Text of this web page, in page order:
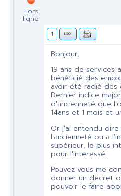
Hors
ligne
1
Bonjour,
19 ans de services
bénéficié des
avoir été radié des
Dernier indice
d'ancienneté que
14ans et 1 mois et
Or j'ai entendu
l'ancienneté ou a
supérieur, le plus
pour l'interessé.
Pouvez vous me
donner un decret
pouvoir le faire